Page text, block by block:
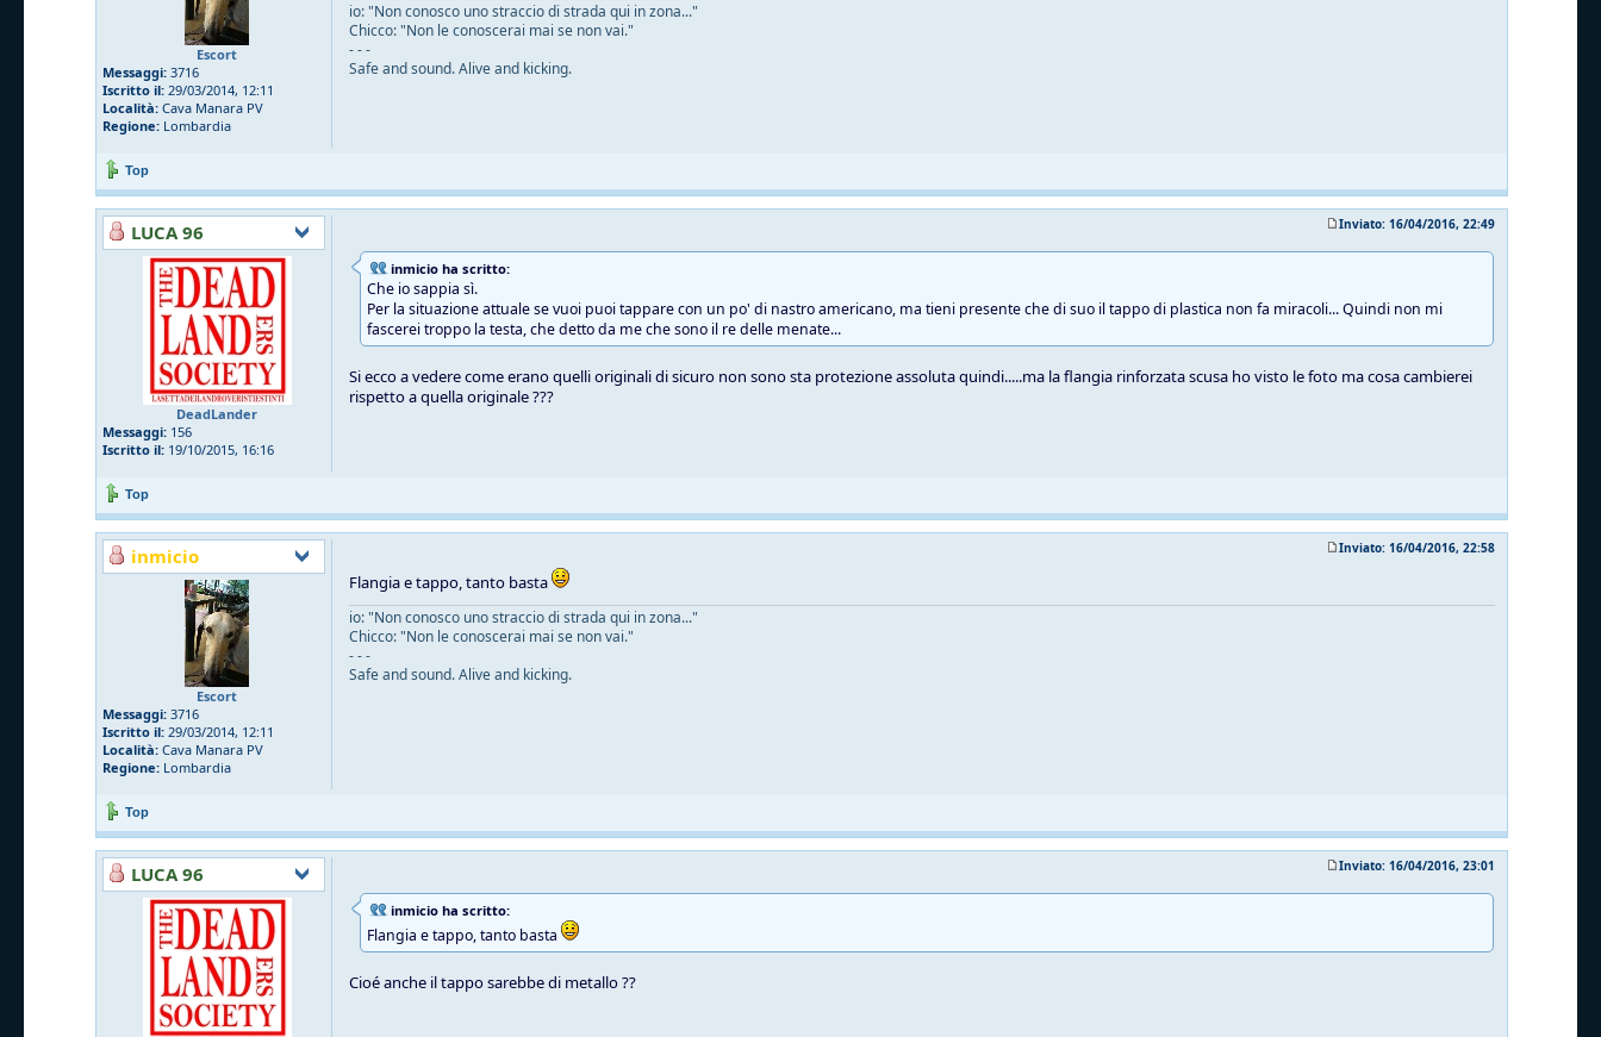
Escort
Messaggi: 3716
Iscritto il: 29/03/2014, 12:11
Località: Cava Manara PV
Regione: Lombardia
io: "Non conosco uno straccio di strada qui in zona..."
Chicco: "Non le conoscerai mai se non vai."
- - -
Safe and sound. Alive and kicking.
Top
LUCA 96
DeadLander
Messaggi: 156
Iscritto il: 19/10/2015, 16:16
Inviato: 16/04/2016, 22:49
inmicio ha scritto:
Che io sappia sì.
Per la situazione attuale se vuoi puoi tappare con un po' di nastro americano, ma tieni presente che di suo il tappo di plastica non fa miracoli... Quindi non mi
fascerei troppo la testa, che detto da me che sono il re delle menate...
Si ecco a vedere come erano quelli originali di sicuro non sono sta protezione assoluta quindi.....ma la flangia rinforzata scusa ho visto le foto ma cosa cambierei
rispetto a quella originale ???
Top
inmicio
Escort
Messaggi: 3716
Iscritto il: 29/03/2014, 12:11
Località: Cava Manara PV
Regione: Lombardia
Inviato: 16/04/2016, 22:58
Flangia e tappo, tanto basta
io: "Non conosco uno straccio di strada qui in zona..."
Chicco: "Non le conoscerai mai se non vai."
- - -
Safe and sound. Alive and kicking.
Top
LUCA 96 Inviato: 16/04/2016, 23:01
inmicio ha scritto:
Flangia e tappo, tanto basta
Cioé anche il tappo sarebbe di metallo ??